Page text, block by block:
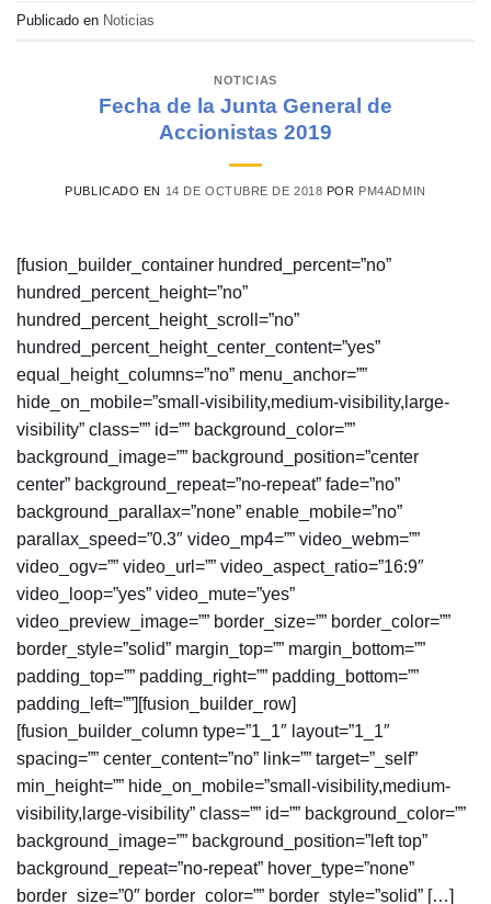
Publicado en Noticias
NOTICIAS
Fecha de la Junta General de
Accionistas 2019
PUBLICADO EN 14 DE OCTUBRE DE 2018 POR PM4ADMIN
[fusion_builder_container hundred_percent=”no”
hundred_percent_height=”no”
hundred_percent_height_scroll=”no”
hundred_percent_height_center_content=”yes”
equal_height_columns=”no” menu_anchor=””
hide_on_mobile=”small-visibility,medium-visibility,large-
visibility” class=”” id=”” background_color=””
background_image=”” background_position=”center
center” background_repeat=”no-repeat” fade=”no”
background_parallax=”none” enable_mobile=”no”
parallax_speed=”0.3″ video_mp4=”” video_webm=””
video_ogv=”” video_url=”” video_aspect_ratio=”16:9″
video_loop=”yes” video_mute=”yes”
video_preview_image=”” border_size=”” border_color=””
border_style=”solid” margin_top=”” margin_bottom=””
padding_top=”” padding_right=”” padding_bottom=””
padding_left=””][fusion_builder_row]
[fusion_builder_column type=”1_1″ layout=”1_1″
spacing=”” center_content=”no” link=”” target=”_self”
min_height=”” hide_on_mobile=”small-visibility,medium-
visibility,large-visibility” class=”” id=”” background_color=””
background_image=”” background_position=”left top”
background_repeat=”no-repeat” hover_type=”none”
border_size=”0″ border_color=”” border_style=”solid” […]